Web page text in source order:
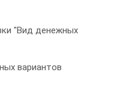
"Вид денежных
вариантов